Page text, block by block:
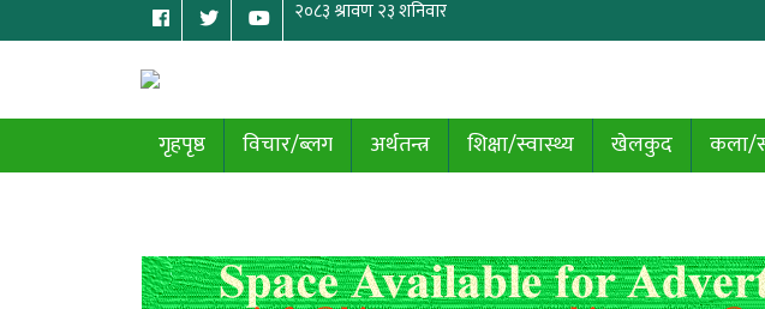
गृहपृष्ठ विचार/ब्लग अर्थतन्त्र शिक्षा/स्वास्थ्य खेलकुद कला/